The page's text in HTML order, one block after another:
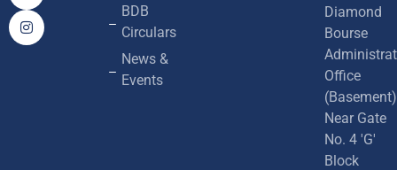
BDB
Circulars
News &
Events
Diamond
Bourse
Office
(Basement)
Near Gate
No. 4 'G'
Block